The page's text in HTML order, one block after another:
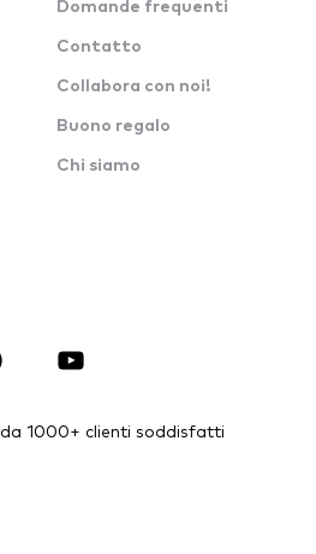
Domande frequenti
Contatto
Collabora con noi!
Buono regalo
Chi siamo
da 1000+ clienti soddisfatti